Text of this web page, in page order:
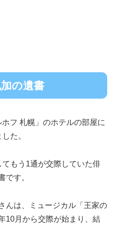
加の遺書
ホフ 札幌」のホテルの部屋に
た。
もう1通が交際していた俳
です。
んは、ミュージカル「王家の
10月から交際が始まり、結